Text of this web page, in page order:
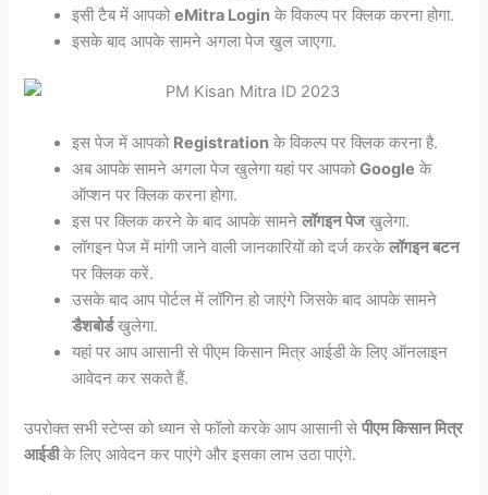
इसी टैब में आपकोeMitra Login के विकल्प पर क्लिक करना होगा.
इसके बाद आपके सामने अगला पेज खुल जाएगा.
इस पेज में आपको Registration के विकल्प पर क्लिक करना है.
अब आपके सामने अगला पेज खुलेगा यहां पर आपकोGoogle के
ऑप्शन पर क्लिक करना होगा.
इस पर क्लिक करने के बाद आपके सामनेलॉगइन पेजखुलेगा.
लॉगइन पेज में मांगी जाने वाली जानकारियों को दर्ज करकेलॉगइन बटन
पर क्लिक करें.
उसके बाद आप पोर्टल में लॉगिन हो जाएंगे जिसके बाद आपके सामने
डैशबोर्डखुलेगा.
यहां पर आप आसानी से पीएम किसान मित्र आईडी के लिए ऑनलाइन
आवेदन कर सकते हैं.
उपरोक्त सभी स्टेप्स को ध्यान से फॉलो करके आप आसानी सेपीएम किसान मित्र
आईडीके लिए आवेदन कर पाएंगे और इसका लाभ उठा पाएंगे.